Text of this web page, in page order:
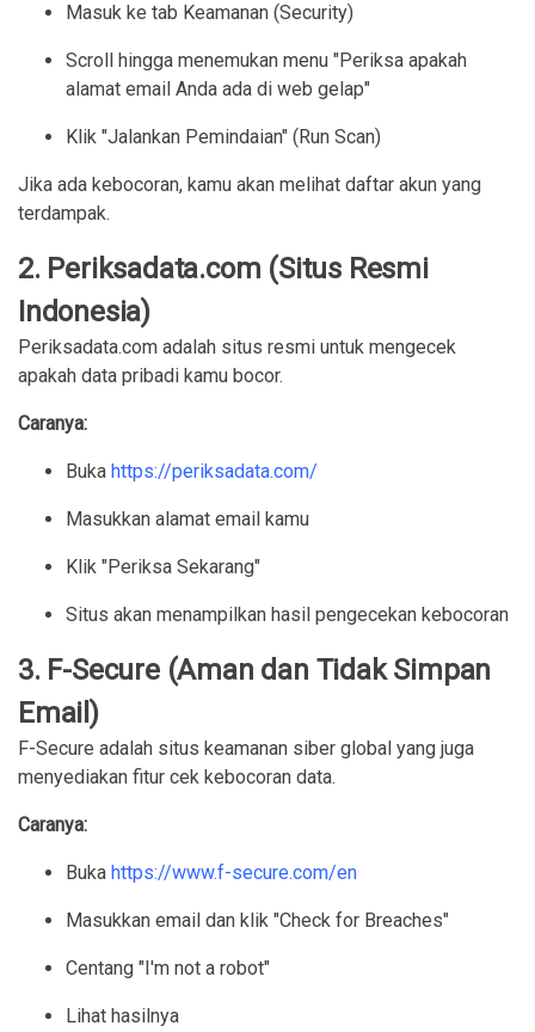
Masuk ke tab Keamanan (Security)
Scroll hingga menemukan menu "Periksa apakah
alamat email Anda ada di web gelap"
Klik "Jalankan Pemindaian" (Run Scan)
Jika ada kebocoran, kamu akan melihat daftar akun yang
terdampak.
2. Periksadata.com (Situs Resmi
Indonesia)
Periksadata.com adalah situs resmi untuk mengecek
apakah data pribadi kamu bocor.
Caranya:
Buka https://periksadata.com/
Masukkan alamat email kamu
Klik "Periksa Sekarang"
Situs akan menampilkan hasil pengecekan kebocoran
3. F-Secure (Aman dan Tidak Simpan
Email)
F-Secure adalah situs keamanan siber global yang juga
menyediakan fitur cek kebocoran data.
Caranya:
Buka https://www.f-secure.com/en
Masukkan email dan klik "Check for Breaches"
Centang "I'm not a robot"
Lihat hasilnya